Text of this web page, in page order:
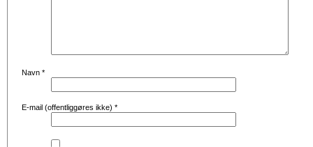
Navn *
E-mail (offentliggøres ikke) *